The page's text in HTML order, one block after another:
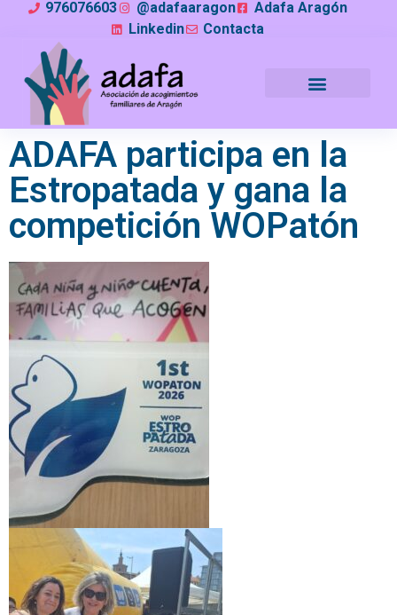
976076603 @adafaaragon
Adafa Aragón
Linkedin
Contacta
ADAFA participa en la
Estropatada y gana la
competición WOPatón